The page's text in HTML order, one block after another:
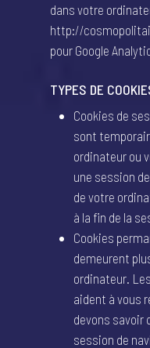
dans votre
http://
pour Google
TYPES DE
Cookies de
sont
ordinateur ou
une session
de votre
à la fin de la
Cookies
demeurent
ordinateur.
aident à vous
devons savoir
session de